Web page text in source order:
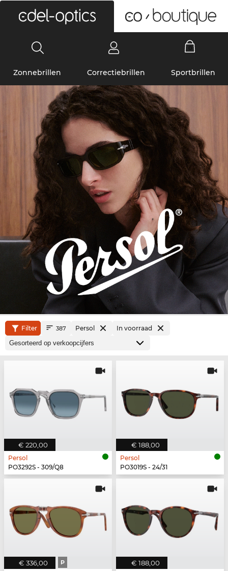
Zonnebrillen Correctiebrillen Sportbrillen
Filter 387 Persol In voorraad
€ 220,00
Persol
PO3292S - 309/Q8
€ 188,00
Persol
PO3019S - 24/31
€ 336,00 P € 188,00